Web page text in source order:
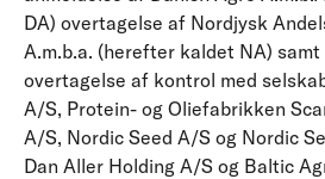
DA) overtagelse af Nordjysk
A.m.b.a. (herefter kaldet NA) samt
overtagelse af kontrol med
A/S, Protein- og Oliefabrikken
A/S, Nordic Seed A/S og Nordic
Dan Aller Holding A/S og Baltic